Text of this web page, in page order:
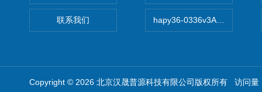
联系我们 hapy36-0336v3A高精度小型
Copyright © 2026 北京汉晟普源科技有限公司版权所有 访问量